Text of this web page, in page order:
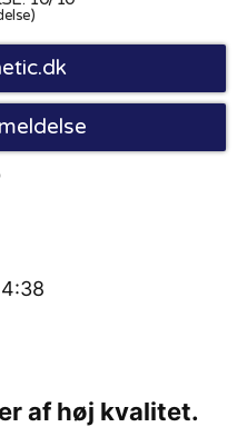
af høj kvalitet.